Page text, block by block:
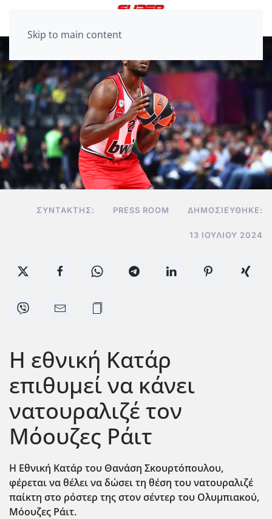
Skip to main content
ΣΥΝΤΆΚΤΗΣ: PRESS ROOM ΔΗΜΟΣΙΕΎΘΗΚΕ:
13 ΙΟΥΛΊΟΥ 2024
Η εθνική Κατάρ
επιθυμεί να κάνει
νατουραλιζέ τον
Μόουζες Ράιτ
Η Εθνική Κατάρ του Θανάση Σκουρτόπουλου,
φέρεται να θέλει να δώσει τη θέση του νατουραλιζέ
παίκτη στο ρόστερ της στον σέντερ του Ολυμπιακού,
Μόουζες Ράιτ.